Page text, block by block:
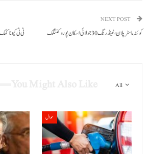
ٹی ٹی کیو نا
NEXT POST
کوئٹہ ماسٹر پلان، ٹینڈرنگ 30 جولائی اسکان پورو کننگک
All
حوال